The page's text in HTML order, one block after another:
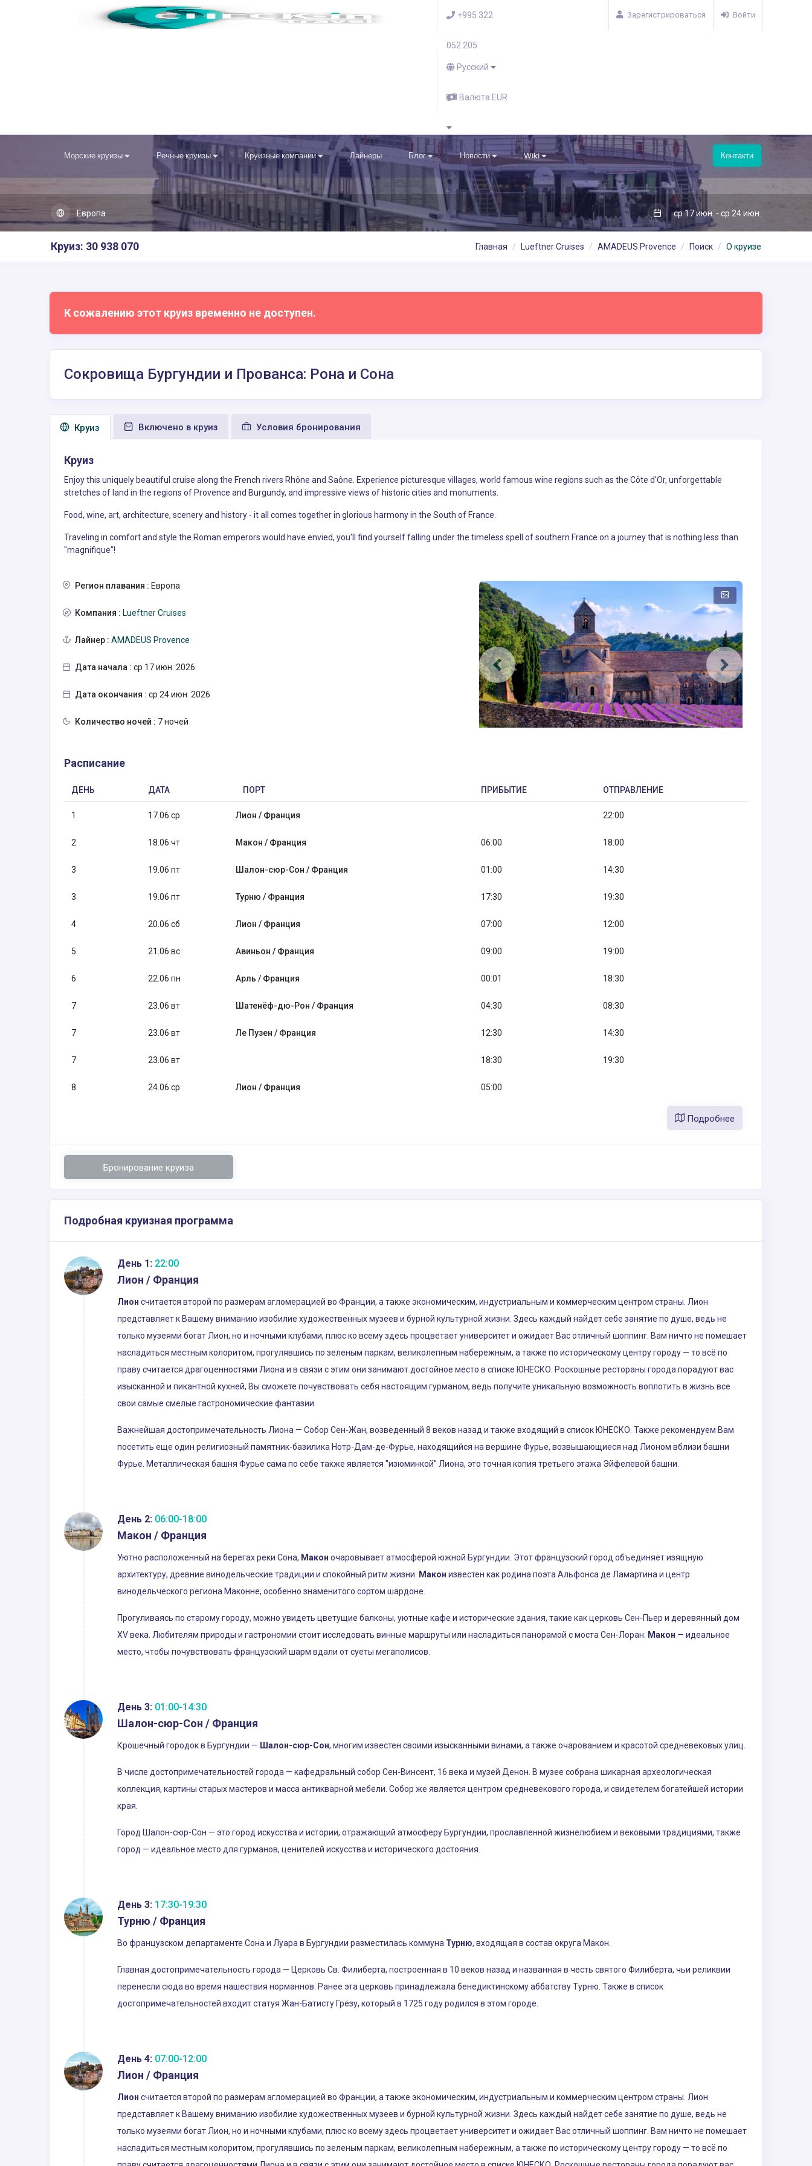
+995 322
052 205
Русский
Валюта EUR
Зарегистрироваться Войти
Морские круизы Речные круизы Круизные компании Лайнеры Блог Новости Wiki Контакти
Европа ср 17 июн. - ср 24 июн.
Круиз: 30 938 070 Главная Lueftner Cruises AMADEUS Provence Поиск О круизе
К сожалению этот круиз временно не доступен.
Сокровища Бургундии и Прованса: Рона и Сона
Круиз Включено в круиз Условия бронирования
Круиз
Enjoy this uniquely beautiful cruise along the French rivers Rhône and Saône. Experience picturesque villages, world famous wine regions such as the Côte d'Or, unforgettable
stretches of land in the regions of Provence and Burgundy, and impressive views of historic cities and monuments.
Food, wine, art, architecture, scenery and history - it all comes together in glorious harmony in the South of France.
Traveling in comfort and style the Roman emperors would have envied, you'll find yourself falling under the timeless spell of southern France on a journey that is nothing less than
"magnifique"!
Регион плавания : Европа
Компания : Lueftner Cruises
Лайнер : AMADEUS Provence
Дата начала : ср 17 июн. 2026
Дата окончания : ср 24 июн. 2026
Количество ночей : 7 ночей
Расписание
ДЕНЬ ДАТА ПОРТ ПРИБЫТИЕ ОТПРАВЛЕНИЕ
1 17.06 ср Лион / Франция 22:00
2 18.06 чт Макон / Франция 06:00 18:00
3 19.06 пт Шалон-сюр-Сон / Франция 01:00 14:30
3 19.06 пт Турню / Франция 17:30 19:30
4 20.06 сб Лион / Франция 07:00 12:00
5 21.06 вс Авиньон / Франция 09:00 19:00
6 22.06 пн Арль / Франция 00:01 18:30
7 23.06 вт Шатенёф-дю-Рон / Франция 04:30 08:30
7 23.06 вт Ле Пузен / Франция 12:30 14:30
7 23.06 вт 18:30 19:30
8 24.06 ср Лион / Франция 05:00
Подробнее
Бронирование круиза
Подробная круизная программа
День 1: 22:00
Лион / Франция
Лион считается второй по размерам агломерацией во Франции, а также экономическим, индустриальным и коммерческим центром страны. Лион
представляет к Вашему вниманию изобилие художественных музеев и бурной культурной жизни. Здесь каждый найдет себе занятие по душе, ведь не
только музеями богат Лион, но и ночными клубами, плюс ко всему здесь процветает университет и ожидает Вас отличный шоппинг. Вам ничто не помешает
насладиться местным колоритом, прогулявшись по зеленым паркам, великолепным набережным, а также по историческому центру городу — то всё по
праву считается драгоценностями Лиона и в связи с этим они занимают достойное место в списке ЮНЕСКО. Роскошные рестораны города порадуют вас
изысканной и пикантной кухней, Вы сможете почувствовать себя настоящим гурманом, ведь получите уникальную возможность воплотить в жизнь все
свои самые смелые гастрономические фантазии.
Важнейшая достопримечательность Лиона — Собор Сен-Жан, возведенный 8 веков назад и также входящий в список ЮНЕСКО. Также рекомендуем Вам
посетить еще один религиозный памятник-базилика Нотр-Дам-де-Фурье, находящийся на вершине Фурье, возвышающиеся над Лионом вблизи башни
Фурье. Металлическая башня Фурье сама по себе также является "изюминкой" Лиона, это точная копия третьего этажа Эйфелевой башни.
День 2: 06:00-18:00
Макон / Франция
Уютно расположенный на берегах реки Сона, Макон очаровывает атмосферой южной Бургундии. Этот французский город объединяет изящную
архитектуру, древние винодельческие традиции и спокойный ритм жизни.
Макон известен как родина поэта Альфонса де Ламартина и центр
винодельческого региона Маконне, особенно знаменитого сортом шардоне.
Прогуливаясь по старому городу, можно увидеть цветущие балконы, уютные кафе и исторические здания, такие как церковь Сен-Пьер и деревянный дом
XV века. Любителям природы и гастрономии стоит исследовать винные маршруты или насладиться панорамой с моста Сен-Лоран.
Макон — идеальное
место, чтобы почувствовать французский шарм вдали от суеты мегаполисов.
День 3: 01:00-14:30
Шалон-сюр-Сон / Франция
Крошечный городок в Бургундии — Шалон-сюр-Сон, многим известен своими изысканными винами, а также очарованием и красотой средневековых улиц.
В числе достопримечательностей города — кафедральный собор Сен-Винсент, 16 века и музей Денон. В музее собрана шикарная археологическая
коллекция, картины старых мастеров и масса антикварной мебели. Собор же является центром средневекового города, и свидетелем богатейшей истории
края.
Город Шалон-сюр-Сон — это город искусства и истории, отражающий атмосферу Бургундии, прославленной жизнелюбием и вековыми традициями, также
город — идеальное место для гурманов, ценителей искусства и исторического достояния.
День 3: 17:30-19:30
Турню / Франция
Во французском департаменте Сона и Луара в Бургундии разместилась коммуна Турню, входящая в состав округа Макон.
Главная достопримечательность города — Церковь Св. Филиберта, построенная в 10 веков назад и названная в честь святого Филиберта, чьи реликвии
перенесли сюда во время нашествия норманнов. Ранее эта церковь принадлежала бенедиктинскому аббатству Турню. Также в список
достопримечательностей входит статуя Жан-Батисту Грёзу, который в 1725 году родился в этом городе.
День 4: 07:00-12:00
Лион / Франция
Лион считается второй по размерам агломерацией во Франции, а также экономическим, индустриальным и коммерческим центром страны. Лион
представляет к Вашему вниманию изобилие художественных музеев и бурной культурной жизни. Здесь каждый найдет себе занятие по душе, ведь не
только музеями богат Лион, но и ночными клубами, плюс ко всему здесь процветает университет и ожидает Вас отличный шоппинг. Вам ничто не помешает
насладиться местным колоритом, прогулявшись по зеленым паркам, великолепным набережным, а также по историческому центру городу — то всё по